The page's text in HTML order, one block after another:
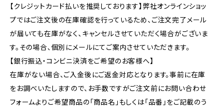
【クレジットカード払いを推奨しております】弊社オンラインショッ
プではご注文後の在庫確認を行っているため、ご注文完了メール
が届いても在庫がなく、キャンセルさせていただく場合がございま
す。その場合、個別にメールにてご案内させていただきます。
【銀行振込・コンビニ決済をご希望のお客様へ】
在庫がない場合、ご入金後にご返金対応となります。事前に在庫
をお調べいたしますので、お手数ですがご注文前にお問い合わせ
フォームよりご希望商品の「商品名」もしくは「品番」をご記載のう